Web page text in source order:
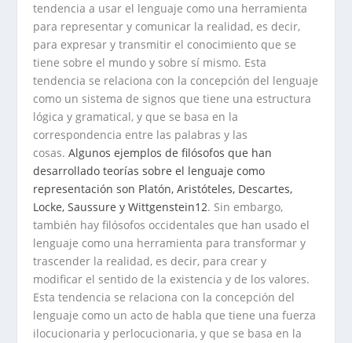
tendencia a usar el lenguaje como una herramienta
para representar y comunicar la realidad, es decir,
para expresar y transmitir el conocimiento que se
tiene sobre el mundo y sobre sí mismo. Esta
tendencia se relaciona con la concepción del lenguaje
como un sistema de signos que tiene una estructura
lógica y gramatical, y que se basa en la
correspondencia entre las palabras y las
cosas.Algunos ejemplos de filósofos que han
desarrollado teorías sobre el lenguaje como
representación son Platón, Aristóteles, Descartes,
Locke, Saussure y Wittgenstein12. Sin embargo,
también hay filósofos occidentales que han usado el
lenguaje como una herramienta para transformar y
trascender la realidad, es decir, para crear y
modificar el sentido de la existencia y de los valores.
Esta tendencia se relaciona con la concepción del
lenguaje como un acto de habla que tiene una fuerza
ilocucionaria y perlocucionaria, y que se basa en la